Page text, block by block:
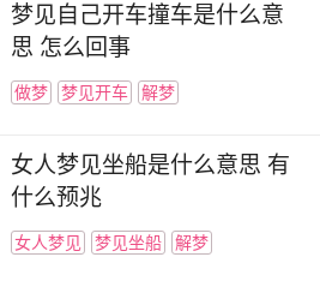
梦见自己开车撞车是什么意
思 怎么回事
做梦 梦见开车 解梦
女人梦见坐船是什么意思 有
什么预兆
女人梦见 梦见坐船 解梦